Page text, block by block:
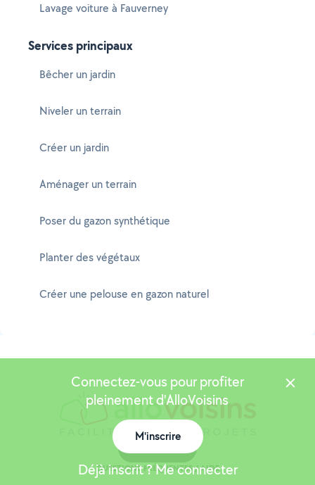
Lavage voiture à Fauverney
Services principaux
Bêcher un jardin
Niveler un terrain
Créer un jardin
Aménager un terrain
Poser du gazon synthétique
Planter des végétaux
Créer une pelouse en gazon naturel
QUESTIONS FRÉQUENTES / AIDE
Connectez-vous pour profiter
pleinement d'AlloVoisins
M'inscrire
Déjà inscrit ? Me connecter